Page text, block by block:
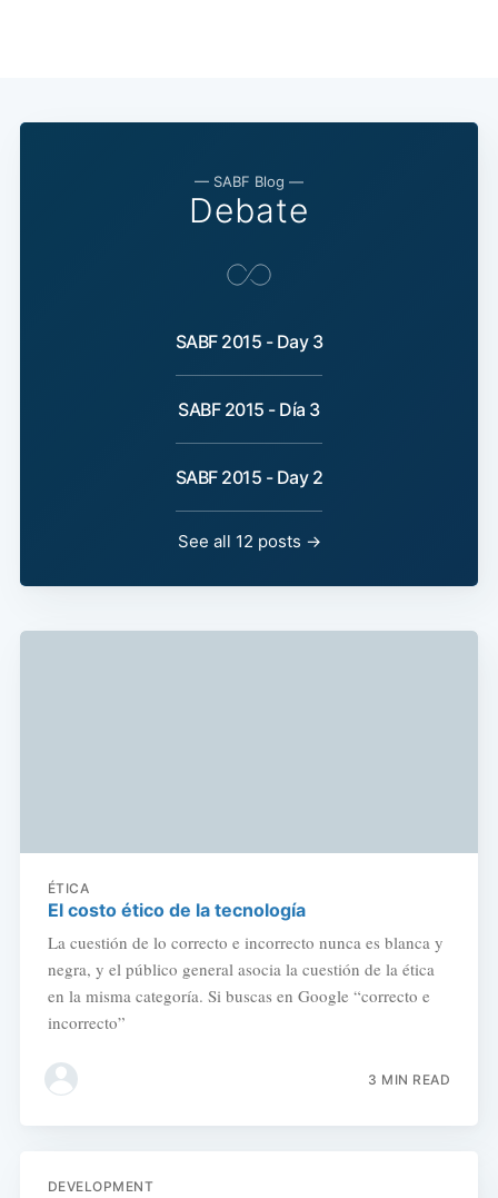
— SABF Blog —
Debate
SABF 2015 - Day 3
SABF 2015 - Día 3
SABF 2015 - Day 2
See all 12 posts →
ÉTICA
El costo ético de la tecnología
La cuestión de lo correcto e incorrecto nunca es blanca y
negra, y el público general asocia la cuestión de la ética
en la misma categoría. Si buscas en Google “correcto e
incorrecto”
3 MIN READ
DEVELOPMENT